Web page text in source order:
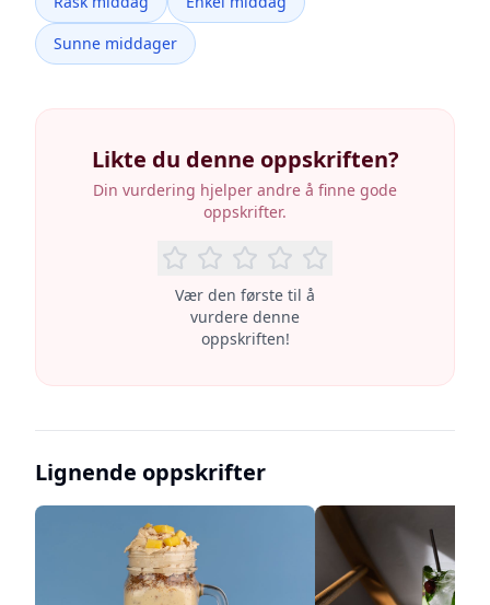
Sunne middager
Likte du denne oppskriften?
Din vurdering hjelper andre å finne gode
oppskrifter.
Vær den første til å
vurdere denne
oppskriften!
Lignende oppskrifter